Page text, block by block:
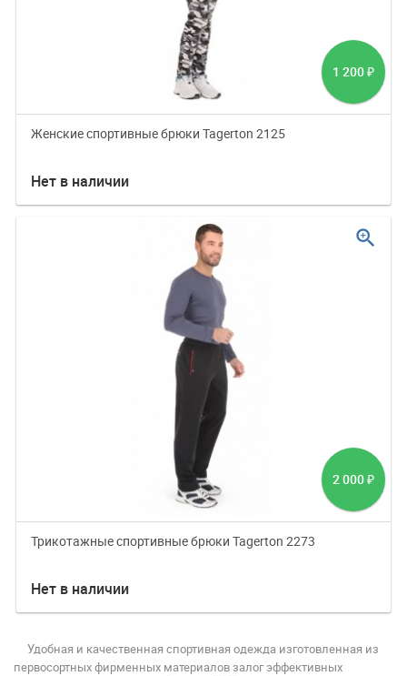
1 200 ₽
Женские спортивные брюки Tagerton 2125
Нет в наличии
2 000 ₽
Трикотажные спортивные брюки Tagerton 2273
Нет в наличии
zoom_in
Удобная и качественная спортивная одежда изготовленная из
первосортных фирменных материалов залог эффективных